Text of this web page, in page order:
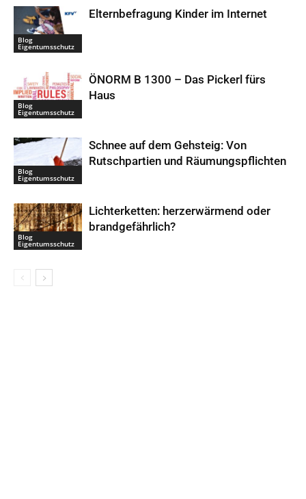
Blog
Eigentumsschutz
Elternbefragung Kinder im Internet
Blog
Eigentumsschutz
ÖNORM B 1300 – Das Pickerl fürs
Haus
Blog
Eigentumsschutz
Schnee auf dem Gehsteig: Von
Rutschpartien und Räumungspflichten
Blog
Eigentumsschutz
Lichterketten: herzerwärmend oder
brandgefährlich?